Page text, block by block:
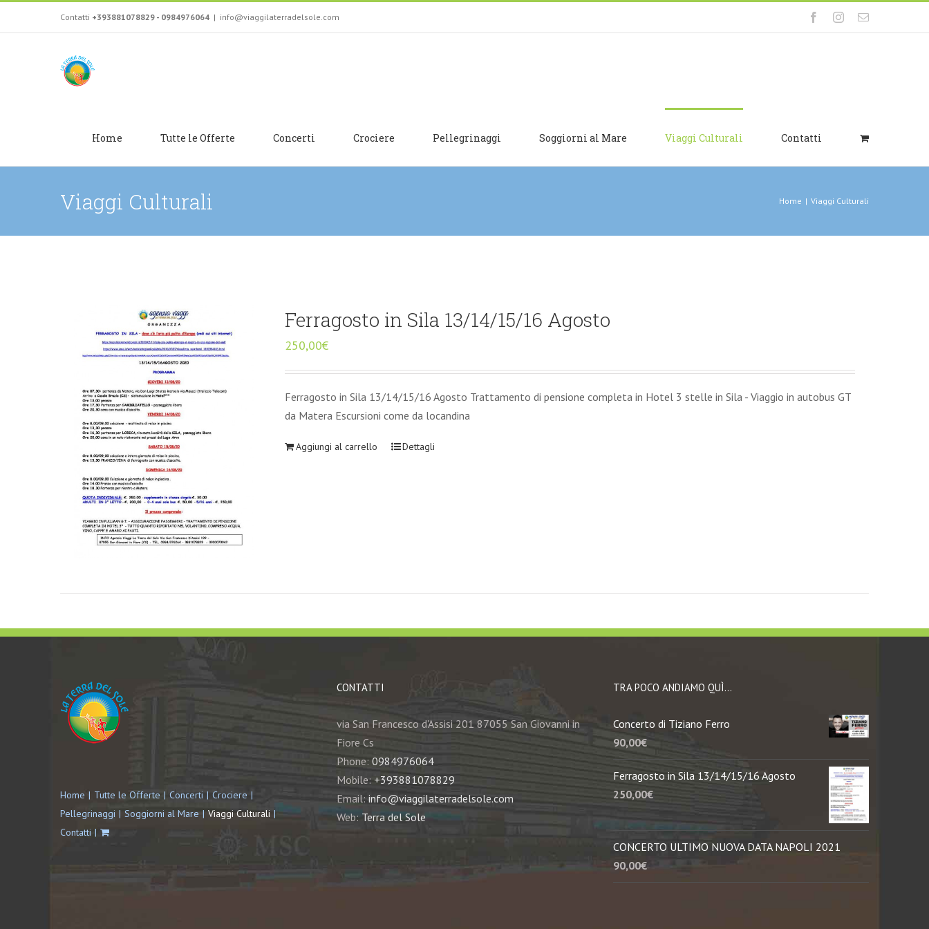
Contatti +393881078829 - 0984976064 | info@viaggilaterradelsole.com FacebookInstagram
Email
Home Tutte le Offerte Concerti Crociere Pellegrinaggi Soggiorni al Mare Viaggi Culturali Contatti
Viaggi Culturali Home | Viaggi Culturali
Ferragosto in Sila 13/14/15/16 Agosto
250,00€
Ferragosto in Sila 13/14/15/16 Agosto Trattamento di pensione completa in Hotel 3 stelle in Sila - Viaggio in autobus GT
da Matera Escursioni come da locandina
Aggiungi al carrello Dettagli
Home Tutte le Offerte Concerti
Crociere
Pellegrinaggi
Soggiorni al Mare
Viaggi Culturali
Contatti
CONTATTI
via San Francesco d'Assisi 201 87055 San Giovanni in
Fiore Cs
Phone: 0984976064
Mobile: +393881078829
Email: info@viaggilaterradelsole.com
Web: Terra del Sole
TRA POCO ANDIAMO QUÌ…
Concerto di Tiziano Ferro
90,00€
Ferragosto in Sila 13/14/15/16 Agosto
250,00€
CONCERTO ULTIMO NUOVA DATA NAPOLI 2021
90,00€